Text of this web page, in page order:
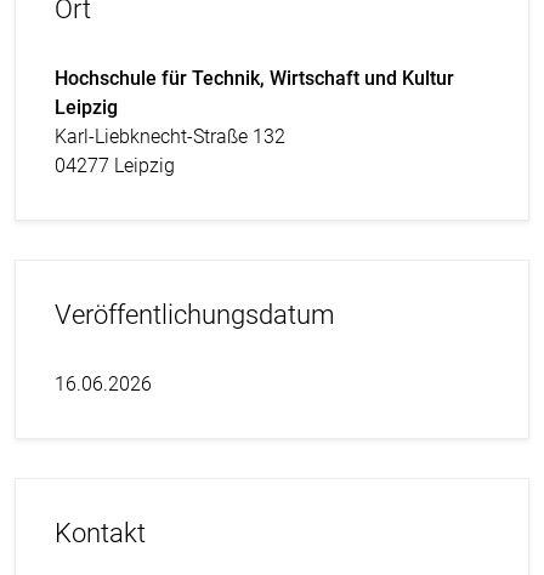
Ort
Hochschule für Technik, Wirtschaft und Kultur
Leipzig
Karl-Liebknecht-Straße 132
04277 Leipzig
Veröffentlichungsdatum
16.06.2026
Kontakt